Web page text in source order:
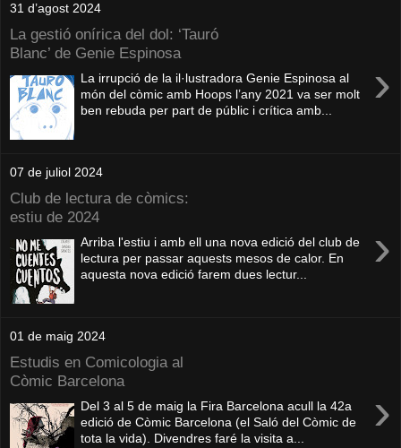
31 d’agost 2024
La gestió onírica del dol: ‘Tauró
Blanc’ de Genie Espinosa
›
La irrupció de la il·lustradora Genie Espinosa al
món del còmic amb Hoops l’any 2021 va ser molt
ben rebuda per part de públic i crítica amb...
07 de juliol 2024
Club de lectura de còmics:
estiu de 2024
›
Arriba l'estiu i amb ell una nova edició del club de
lectura per passar aquests mesos de calor. En
aquesta nova edició farem dues lectur...
01 de maig 2024
Estudis en Comicologia al
Còmic Barcelona
›
Del 3 al 5 de maig la Fira Barcelona acull la 42a
edició de Còmic Barcelona (el Saló del Còmic de
tota la vida). Divendres faré la visita a...